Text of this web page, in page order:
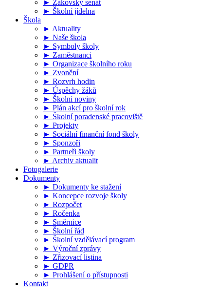
► Žákovský senát
► Školní jídelna
Škola
► Aktuality
► Naše škola
► Symboly školy
► Zaměstnanci
► Organizace školního roku
► Zvonění
► Rozvrh hodin
► Úspěchy žáků
► Školní noviny
► Plán akcí pro školní rok
► Školní poradenské pracoviště
► Projekty
► Sociální finanční fond školy
► Sponzoři
► Partneři školy
► Archiv aktualit
Fotogalerie
Dokumenty
► Dokumenty ke stažení
► Koncepce rozvoje školy
► Rozpočet
► Ročenka
► Směrnice
► Školní řád
► Školní vzdělávací program
► Výroční zprávy
► Zřizovací listina
► GDPR
► Prohlášení o přístupnosti
Kontakt